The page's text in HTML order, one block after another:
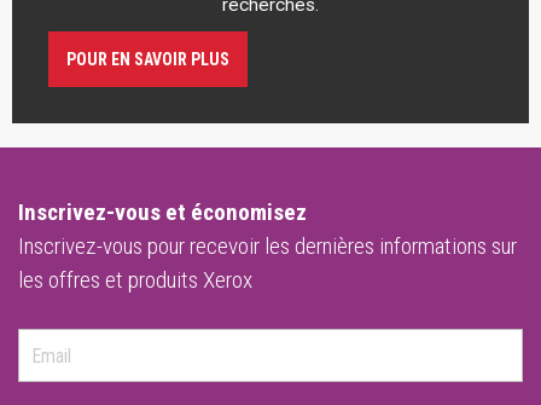
recherches.
POUR EN SAVOIR PLUS
Inscrivez-vous et économisez
Inscrivez-vous pour recevoir les dernières informations sur
les offres et produits Xerox